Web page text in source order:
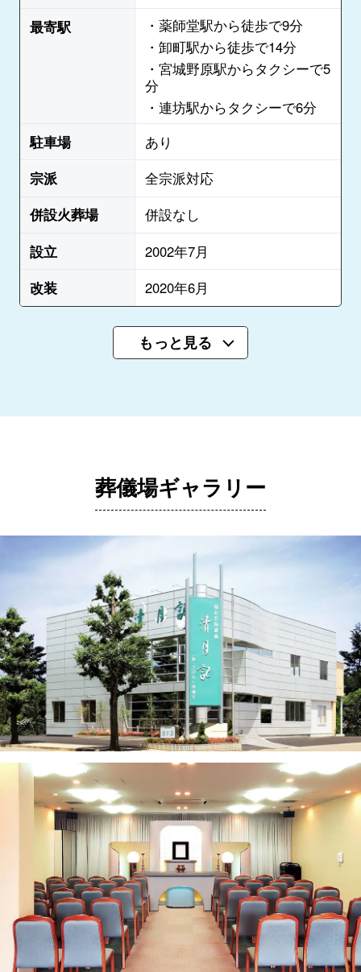
最寄駅
・薬師堂駅から徒歩で9分
・卸町駅から徒歩で14分
・宮城野原駅からタクシーで5
分
・連坊駅からタクシーで6分
駐車場
あり
宗派
全宗派対応
併設火葬場
併設なし
設立
2002年7月
改装
2020年6月
もっと見る
葬儀場ギャラリー